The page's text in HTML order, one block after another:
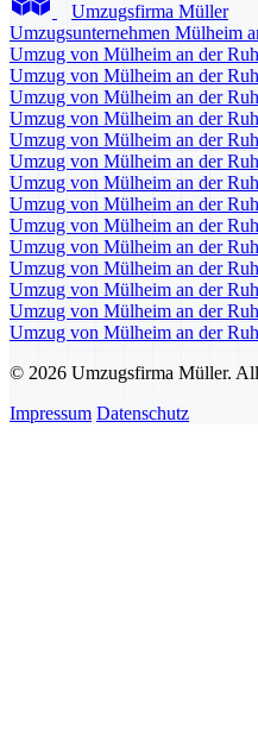
Umzugsfirma Müller
Umzugsunternehmen Mülheim
Umzug von Mülheim an der
Umzug von Mülheim an der
Umzug von Mülheim an der
Umzug von Mülheim an der
Umzug von Mülheim an der
Umzug von Mülheim an der
Umzug von Mülheim an der
Umzug von Mülheim an der
Umzug von Mülheim an der
Umzug von Mülheim an der
Umzug von Mülheim an der
Umzug von Mülheim an der
Umzug von Mülheim an der
Umzug von Mülheim an der
© 2026 Umzugsfirma Müller.
Impressum Datenschutz